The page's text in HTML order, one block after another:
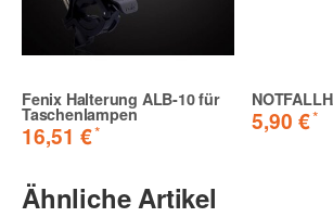
Fenix Halterung ALB-10 für
Taschenlampen
16,51 €* 5,90 €*
Ähnliche Artikel